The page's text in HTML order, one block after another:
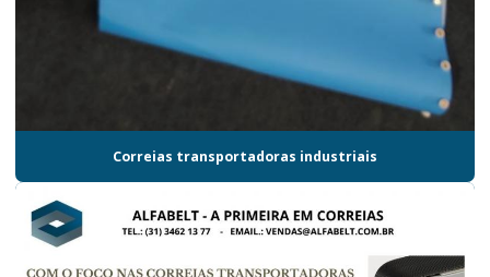
Correias transportadoras industriais